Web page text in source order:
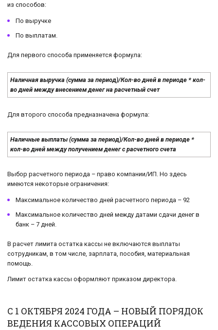
из способов:
По выручке
По выплатам.
Для первого способа применяется формула:
Наличная выручка (сумма за период)/Кол-во дней в периоде * кол-
во дней между внесением денег на расчетный счет
Для второго способа предназначена формула:
Наличные выплаты (сумма за период)/Кол-во дней в периоде *
кол-во дней между получением денег с расчетного счета
Выбор расчетного периода – право компании/ИП. Но здесь
имеются некоторые ограничения:
Максимальное количество дней расчетного периода – 92
Максимальное количество дней между датами сдачи денег в
банк – 7 дней.
В расчет лимита остатка кассы не включаются выплаты
сотрудникам, в том числе, зарплата, пособия, материальная
помощь.
Лимит остатка кассы оформляют приказом директора.
С 1 ОКТЯБРЯ 2024 ГОДА – НОВЫЙ ПОРЯДОК
ВЕДЕНИЯ КАССОВЫХ ОПЕРАЦИЙ